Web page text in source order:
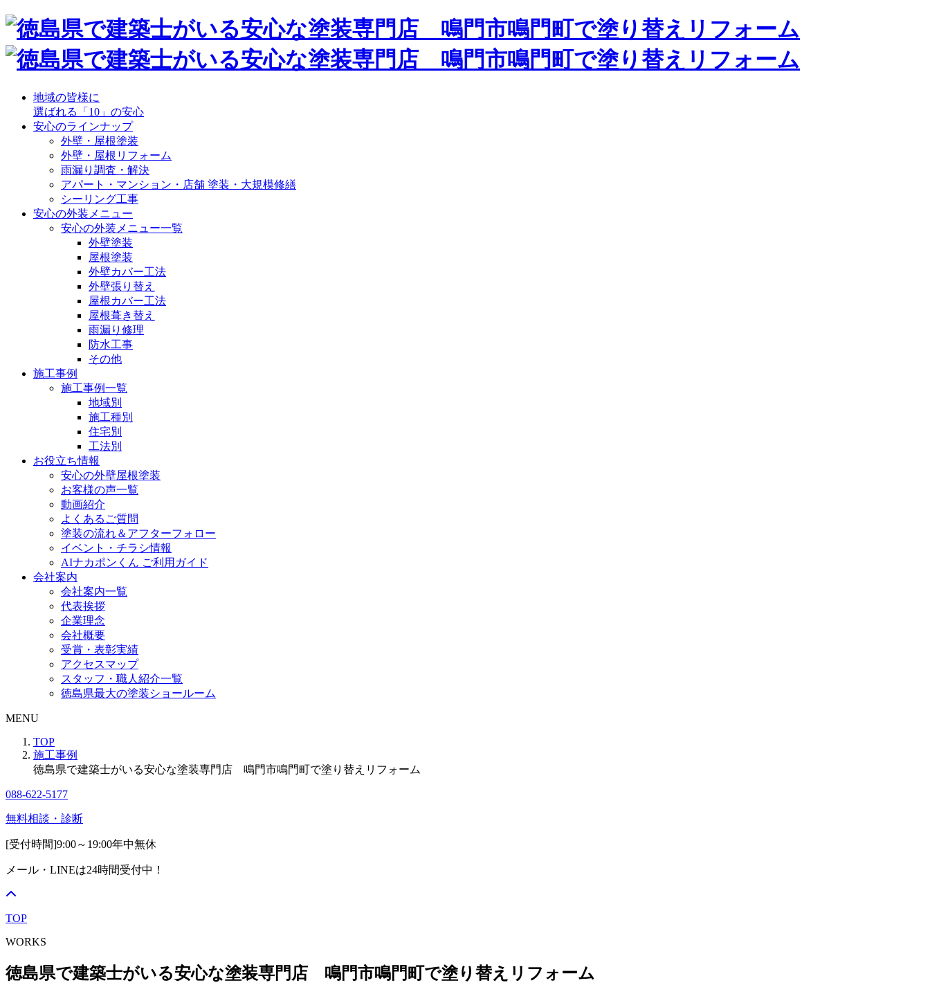
地域の皆様に
選ばれる「10」の安心
安心のラインナップ
外壁・屋根塗装
外壁・屋根リフォーム
雨漏り調査・解決
アパート・マンション・店舗 塗装・大規模修繕
シーリング工事
安心の外装メニュー
安心の外装メニュー一覧
外壁塗装
屋根塗装
外壁カバー工法
外壁張り替え
屋根カバー工法
屋根葺き替え
雨漏り修理
防水工事
その他
施工事例
施工事例一覧
地域別
施工種別
住宅別
工法別
お役立ち情報
安心の外壁屋根塗装
お客様の声一覧
動画紹介
よくあるご質問
塗装の流れ＆アフターフォロー
イベント・チラシ情報
AIナカポンくん ご利用ガイド
会社案内
会社案内一覧
代表挨拶
企業理念
会社概要
受賞・表彰実績
アクセスマップ
スタッフ・職人紹介一覧
徳島県最大の塗装ショールーム
MENU
TOP
施工事例
徳島県で建築士がいる安心な塗装専門店 鳴門市鳴門町で塗り替えリフォーム
088-622-5177
無料相談・診断
[受付時間]9:00～19:00年中無休
メール・LINEは24時間受付中！
TOP
WORKS
徳島県で建築士がいる安心な塗装専門店 鳴門市鳴門町で塗り替えリフォーム